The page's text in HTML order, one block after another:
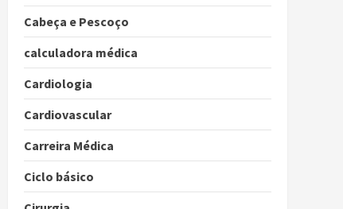
Cabeça e Pescoço
calculadora médica
Cardiologia
Cardiovascular
Carreira Médica
Ciclo básico